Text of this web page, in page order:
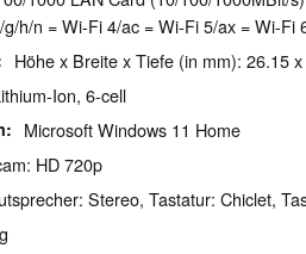
g/h/n = Wi-Fi 4/ac = Wi-Fi 5/ax = Wi-Fi
Höhe x Breite x Tiefe (in mm): 26.15
Ion, 6-cell
Microsoft Windows 11 Home
HD 720p
Stereo, Tastatur: Chiclet,